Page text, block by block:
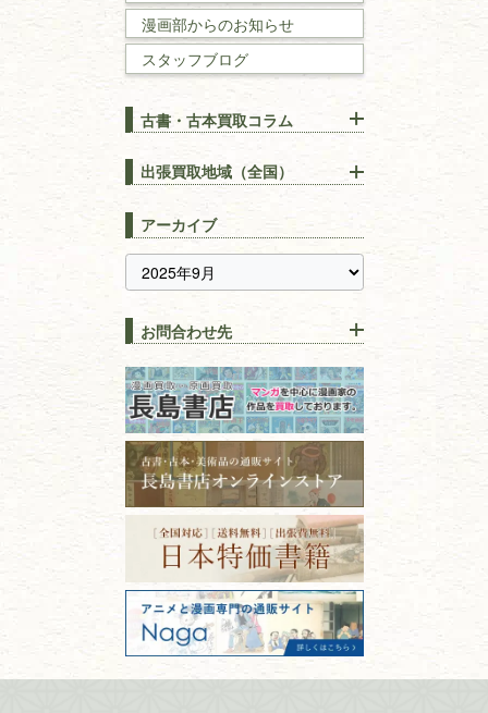
数学書・物理学書
建築書
漢方・鍼灸・東洋医学
易学・占い
スピリチュアル・ 精神世界
全集・
趣味・教養
書道
拓本・法帖・碑帖
篆刻・印譜
書道具
美術書・アート本・
デザイン本
カメラ・撮影術
版画・リトグラフ・
漫画部からのお知らせ
スタッフブログ
古書・古本買取コラム
りOK！効率的に売る方法
宅配買取は古本を送るだけ！
長島書店の便利な買取サービ
ス
【持ち込み買取】店頭で簡単
に古本を売るメリットとは？
古本を高く売る方法！買取で
上手な売り方のコツを解説
因！適切な管理で長持ちさせ
るコツ
古本は汚れていると買取でき
ない？適切な保管方法とクリ
ーニング！
ISBNコードとは？書籍の識別
番号の意味と役割を解説
価値ある古書を売るポイント
と注意点
出張買取地域（全国）
東京都
千葉県
神奈川県
静岡県
栃木県
山梨県
新潟県
長野県
愛知県
石川県
福井県
福島県
富山県
青森県
岩手県
宮城県
秋田県
山形県
岐阜県
三重県
滋賀県
京都府
大阪府
兵庫県
奈良県
アーカイブ
お問合わせ先
古本買取専門店 長島書店
〒101-0051
東京都千代田区神田神保町2-5-1
フリーダイヤル：0120-414-548
電話：03-3512-8115
FAX：03-3512-8116
古物商許可：東京都公安委員会 第
301028901712号
古物商名称：有限会社長島書店